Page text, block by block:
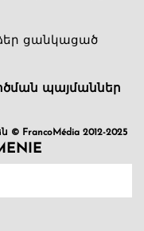
ցանկացած
պայմաններ
FrancoMédia 2012-2025